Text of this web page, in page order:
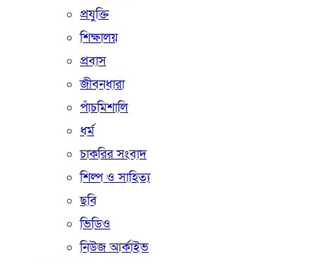
প্রযুক্তি
শিক্ষালয়
প্রবাস
জীবনধারা
পাঁচমিশালি
ধর্ম
চাকরির সংবাদ
শিল্প ও সাহিত্য
ছবি
ভিডিও
নিউজ আর্কাইভ